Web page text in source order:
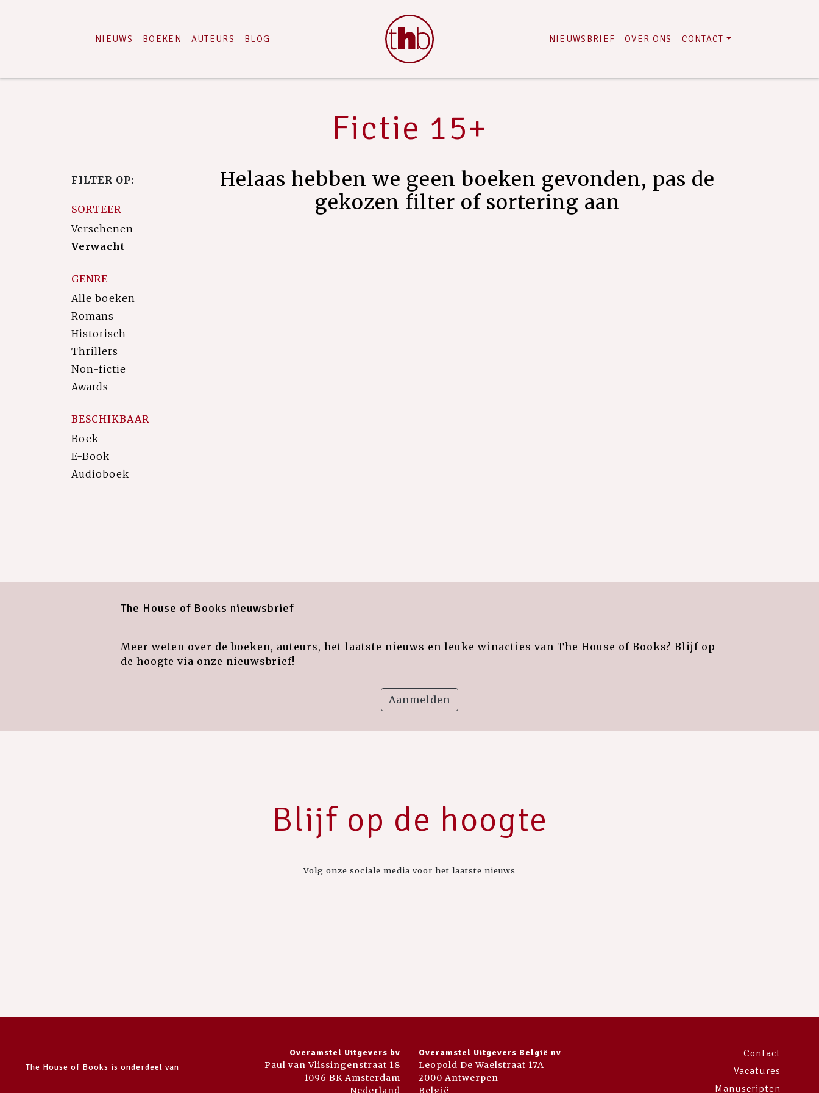
NIEUWS BOEKEN AUTEURS BLOG NIEUWSBRIEF OVER ONS CONTACT
Fictie 15+
FILTER OP:
SORTEER
Verschenen
Verwacht
GENRE
Alle boeken
Romans
Historisch
Thrillers
Non-fictie
Awards
BESCHIKBAAR
Boek
E-Book
Audioboek
Helaas hebben we geen boeken gevonden, pas de
gekozen filter of sortering aan
The House of Books nieuwsbrief
Meer weten over de boeken, auteurs, het laatste nieuws en leuke winacties van The House of Books? Blijf op
de hoogte via onze nieuwsbrief!
Aanmelden
Blijf op de hoogte
Volg onze sociale media voor het laatste nieuws
The House of Books is onderdeel van
Overamstel Uitgevers bv
Paul van Vlissingenstraat 18
1096 BK Amsterdam
Nederland
Overamstel Uitgevers België nv
Leopold De Waelstraat 17A
2000 Antwerpen
België
Contact
Vacatures
Manuscripten